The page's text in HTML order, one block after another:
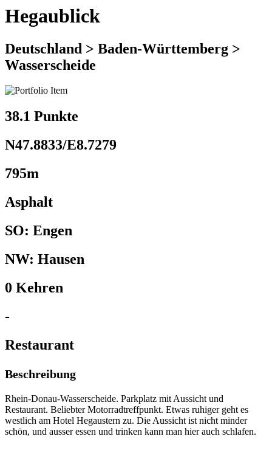
Hegaublick
Deutschland > Baden-Württemberg >
Wasserscheide
38.1 Punkte
N47.8833/E8.7279
795m
Asphalt
SO: Engen
NW: Hausen
0 Kehren
-
Restaurant
Beschreibung
Rhein-Donau-Wasserscheide. Parkplatz mit Aussicht und
Restaurant. Beliebter Motorradtreffpunkt. Etwas ruhiger geht es
westlich am Hotel Hegaustern zu. Die Aussicht ist nicht minder
schön, und ausser essen und trinken kann man hier auch schlafen.